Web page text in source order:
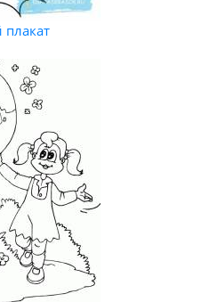
плакат